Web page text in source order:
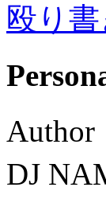
殴り書
Author
DJ